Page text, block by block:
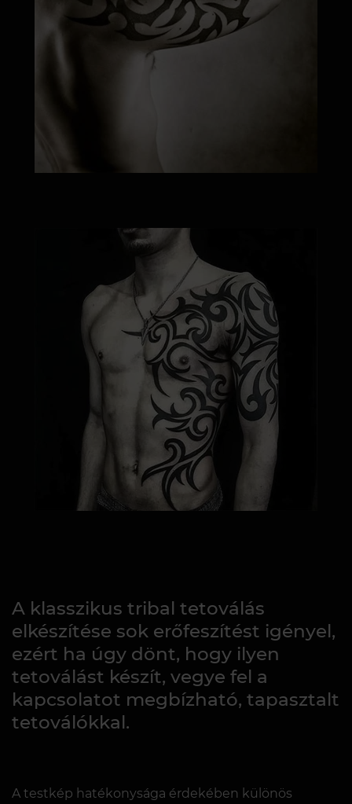
A klasszikus tribal tetoválás
elkészítése sok erőfeszítést igényel,
ezért ha úgy dönt, hogy ilyen
tetoválást készít, vegye fel a
kapcsolatot megbízható, tapasztalt
tetoválókkal.
A testkép hatékonysága érdekében különös